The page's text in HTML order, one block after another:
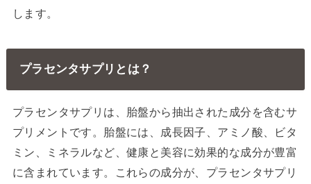
します。
プラセンタサプリとは？
プラセンタサプリは、胎盤から抽出された成分を含むサ
プリメントです。胎盤には、成長因子、アミノ酸、ビタ
ミン、ミネラルなど、健康と美容に効果的な成分が豊富
に含まれています。これらの成分が、プラセンタサプリ